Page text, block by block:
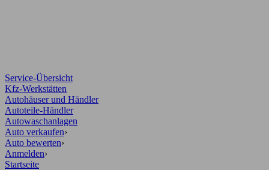
Service-Übersicht
Kfz-Werkstätten
Autohäuser und Händler
Autoteile-Händler
Autowaschanlagen
Auto verkaufen›
Auto bewerten›
Anmelden›
Startseite